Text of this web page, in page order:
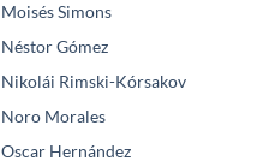
Moisés Simons
Néstor Gómez
Nikolái Rimski-Kórsakov
Noro Morales
Oscar Hernández